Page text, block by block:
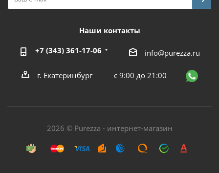
Наши контакты
+7 (343) 361-17-06 info@purezza.ru
г. Екатеринбург с 9:00 до 21:00
2026 © Purezza - интернет-магазин